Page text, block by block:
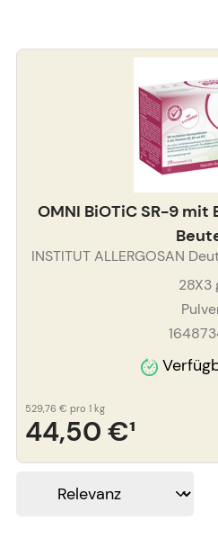
OMNI BiOTiC SR-9
INSTITUT ALLERGOSAN
28X3
44,50 €¹
529,76 € pro 1 kg